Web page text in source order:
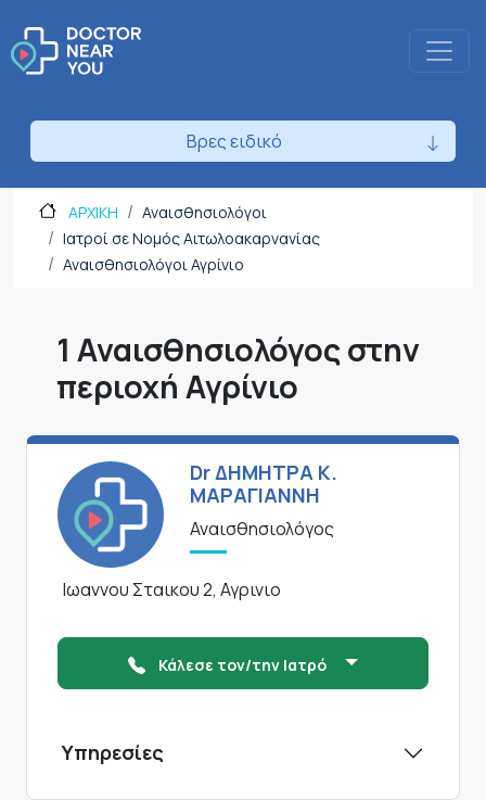
Βρες ειδικό
ΑΡΧΙΚΗ
Αναισθησιολόγοι
Ιατροί σε Νομός Αιτωλοακαρνανίας
Αναισθησιολόγοι Αγρίνιο
1 Αναισθησιολόγος στην
περιοχή Αγρίνιο
Dr ΔΗΜΗΤΡΑ Κ.
ΜΑΡΑΓΙΑΝΝΗ
Αναισθησιολόγος
Ιωαννου Σταικου 2, Αγρινιο
Κάλεσε τον/την Ιατρό
Υπηρεσίες